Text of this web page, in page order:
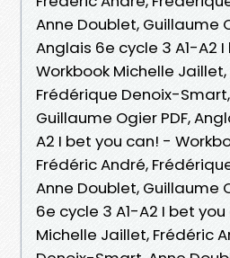
Anne Doublet, Guillaume
Anglais 6e cycle 3 A1-A2
Workbook Michelle
Frédérique Denoix-
Guillaume Ogier PDF,
A2 I bet you can! -
Frédéric André,
Anne Doublet, Guillaume
6e cycle 3 A1-A2 I bet
Michelle Jaillet, Frédéric